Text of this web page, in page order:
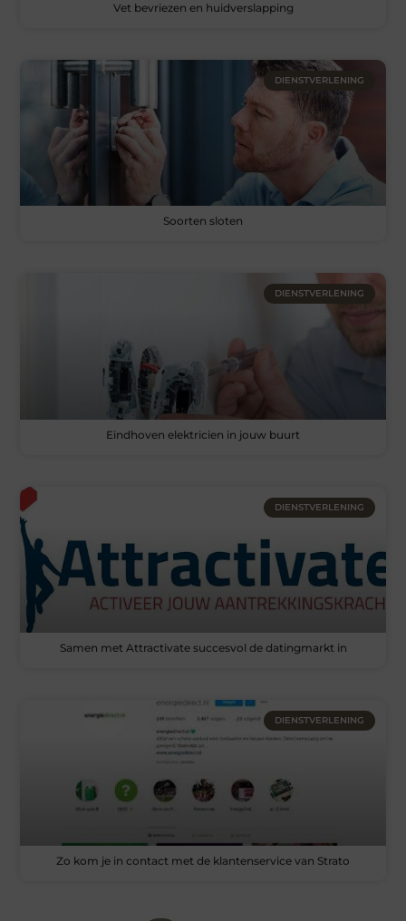
Vet bevriezen en huidverslapping
DIENSTVERLENING
Soorten sloten
DIENSTVERLENING
Eindhoven elektricien in jouw buurt
DIENSTVERLENING
Samen met Attractivate succesvol de datingmarkt in
DIENSTVERLENING
Zo kom je in contact met de klantenservice van Strato